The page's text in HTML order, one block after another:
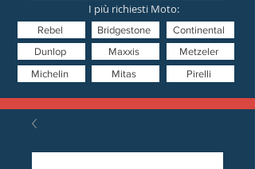
I più richiesti Moto:
Mitas Pirelli
Metzeler
Dunlop
Bridgestone Continental
Michelin
Rebel
Maxxis